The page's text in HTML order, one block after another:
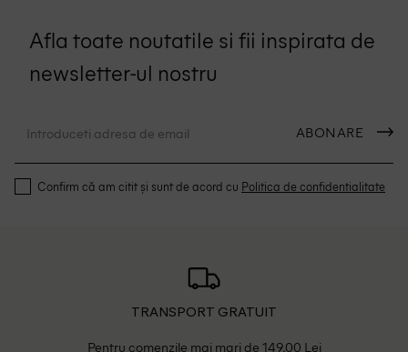
Afla toate noutatile si fii inspirata de
newsletter-ul nostru
ABONARE
Confirm că am citit și sunt de acord cu Politica de confidentialitate
TRANSPORT GRATUIT
Pentru comenzile mai mari de 149.00 Lei